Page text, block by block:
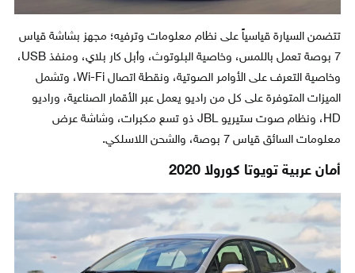
تتضمن السيارة قياسياً على نظام معلومات وترفيه؛ مجهز بشاشة قياس
7 بوصة تعمل باللمس، وخاصية البلوتوث، وأبل كار بلاي، ومنفذ USB،
وخاصية التعرف على الأوامر الصوتية، ونقطة اتصال Wi-Fi، وتشمل
الميزات المتوفرة على كل من راديو يعمل عبر الأقمار الصناعية، وراديو
HD، ونظام صوت ستيريو JBL ذو تسع مكبرات، وشاشة عرض
معلومات السائق قياس 7 بوصة، والشحن اللاسلكي.
أمان عربية تويوتا كورولا 2020